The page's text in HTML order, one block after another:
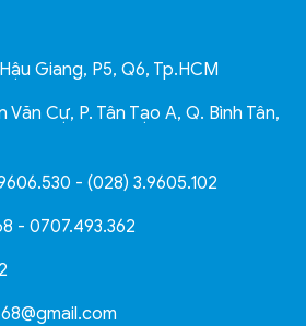
Giang, P5, Q6, Tp.HCM
Văn Cự, P. Tân Tạo A, Q. Bình Tân,
- (028) 3.9605.102
- 0707.493.362